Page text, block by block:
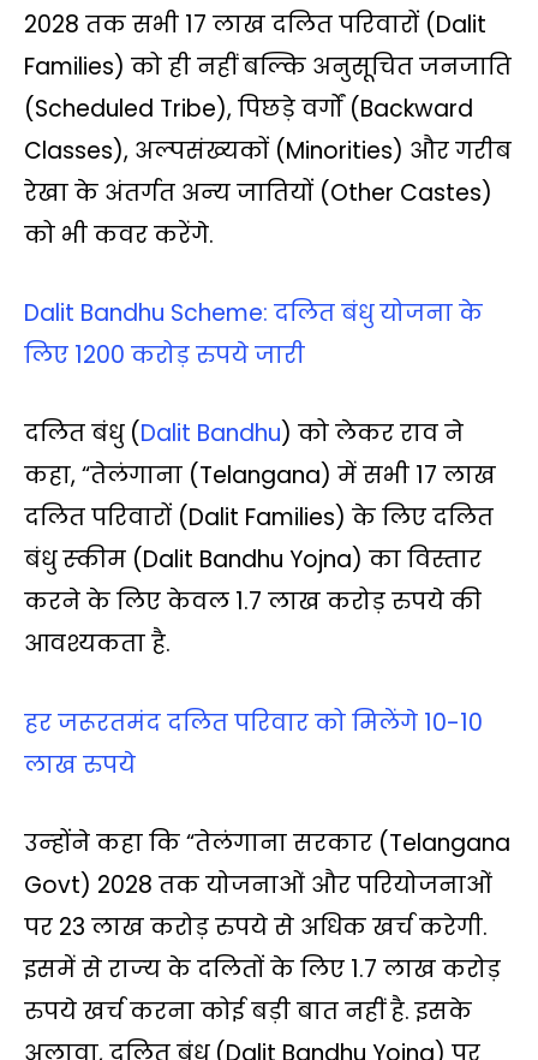
2028 तक सभी 17 लाख दलित परिवारों (Dalit
Families) को ही नहीं बल्कि अनुसूचित जनजा‍ति
(Scheduled Tribe), पिछड़े वर्गों (Backward
Classes), अल्‍पसंख्‍यकों (Minorities) और गरीब
रेखा के अंतर्गत अन्‍य जातियों (Other Castes)
को भी कवर करेंगे.
Dalit Bandhu Scheme: दलित बंधु योजना के
लिए 1200 करोड़ रुपये जारी
दलित बंधु (Dalit Bandhu) को लेकर राव ने
कहा, “तेलंगाना (Telangana) में सभी 17 लाख
दलित परिवारों (Dalit Families) के लिए दलित
बंधु स्‍कीम (Dalit Bandhu Yojna) का विस्तार
करने के लिए केवल 1.7 लाख करोड़ रुपये की
आवश्यकता है.
हर जरूरतमंद दलित परिवार को मिलेंगे 10-10
लाख रुपये
उन्‍होंने कहा कि “तेलंगाना सरकार (Telangana
Govt) 2028 तक योजनाओं और परियोजनाओं
पर 23 लाख करोड़ रुपये से अधिक खर्च करेगी.
इसमें से राज्‍य के दलितों के लिए 1.7 लाख करोड़
रुपये खर्च करना कोई बड़ी बात नहीं है. इसके